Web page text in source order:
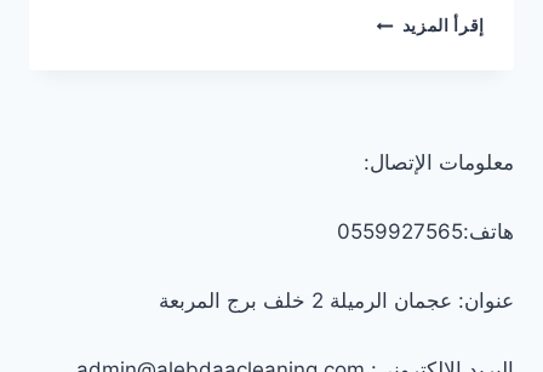
إقرأ المزيد عاملات
–
30%
معلومات الإتصال:
هاتف:0559927565
عنوان: عجمان الرميلة 2 خلف برج المربعة